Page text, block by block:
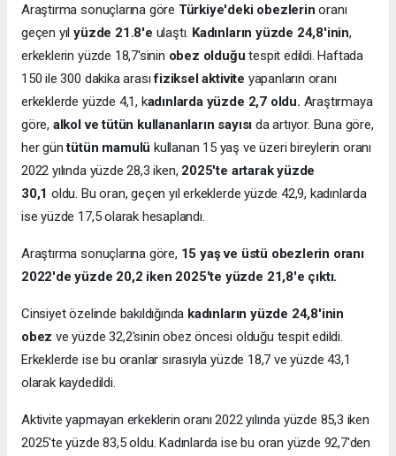
Araştırma sonuçlarına göre Türkiye'deki obezlerin oranı
geçen yılyüzde 21.8'e ulaştı. Kadınların yüzde 24,8'inin,
erkeklerin yüzde 18,7'sinin obez olduğutespit edildi. Haftada
150 ile 300 dakika arasıfiziksel aktivite yapanların oranı
erkeklerde yüzde 4,1, kadınlarda yüzde 2,7 oldu. Araştırmaya
göre, alkol ve tütün kullananların sayısı da artıyor. Buna göre,
her güntütün mamulü kullanan 15 yaş ve üzeri bireylerin oranı
2022 yılında yüzde 28,3 iken, 2025'te artarak yüzde
30,1 oldu. Bu oran, geçen yıl erkeklerde yüzde 42,9, kadınlarda
ise yüzde 17,5 olarak hesaplandı.
Araştırma sonuçlarına göre, 15 yaş ve üstü obezlerin oranı
2022'de yüzde 20,2 iken 2025'te yüzde 21,8'e çıktı.
Cinsiyet özelinde bakıldığında kadınların yüzde 24,8'inin
obezve yüzde 32,2'sinin obez öncesi olduğu tespit edildi.
Erkeklerde ise bu oranlar sırasıyla yüzde 18,7 ve yüzde 43,1
olarak kaydedildi.
Aktivite yapmayan erkeklerin oranı 2022 yılında yüzde 85,3 iken
2025'te yüzde 83,5 oldu. Kadınlarda ise bu oran yüzde 92,7'den